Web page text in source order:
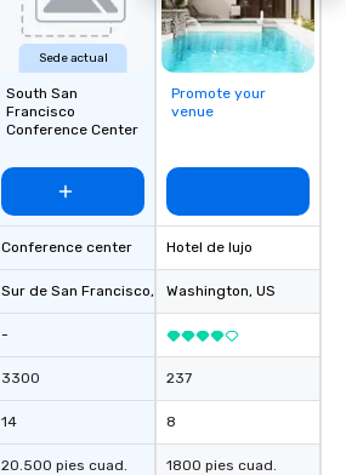
Sede actual
South San
Francisco
Conference Center
Conference center
Sur de San Francisco, US
-
3300
14
20.500 pies cuad.
Promote your
venue
Hotel de lujo
Washington, US
237
8
1800 pies cuad.